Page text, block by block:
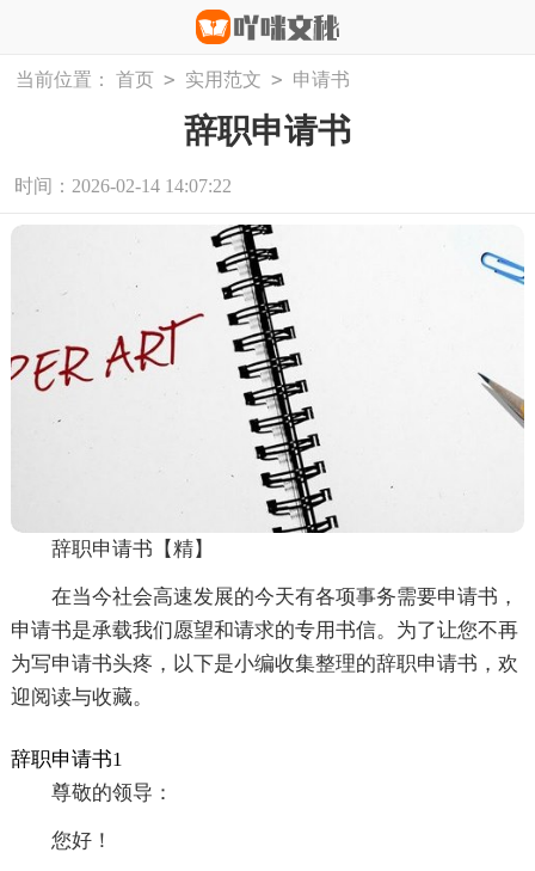
当前位置： 首页 > 实用范文 > 申请书
辞职申请书
时间：2026-02-14 14:07:22
辞职申请书【精】
在当今社会高速发展的今天有各项事务需要申请书，
申请书是承载我们愿望和请求的专用书信。为了让您不再
为写申请书头疼，以下是小编收集整理的辞职申请书，欢
迎阅读与收藏。
辞职申请书1
尊敬的领导：
您好！